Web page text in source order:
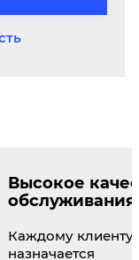
Высокое
обслуживания
Каждому клиенту
назначается